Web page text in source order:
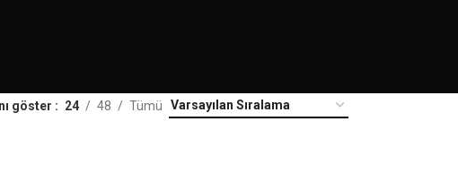
göster 24 48 Tümü